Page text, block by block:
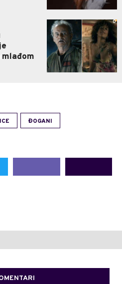
0
ĐOGANI